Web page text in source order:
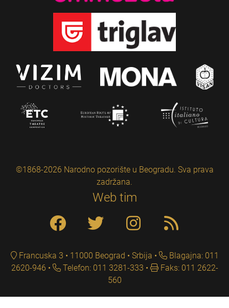
©1868-2026 Narodno pozorište u Beogradu. Sva prava
zadržana.
Web tim
Francuska 3 • 11000 Beograd • Srbija
Blagajna: 011
2620-946
Telefon: 011 3281-333
Faks: 011 2622-
560